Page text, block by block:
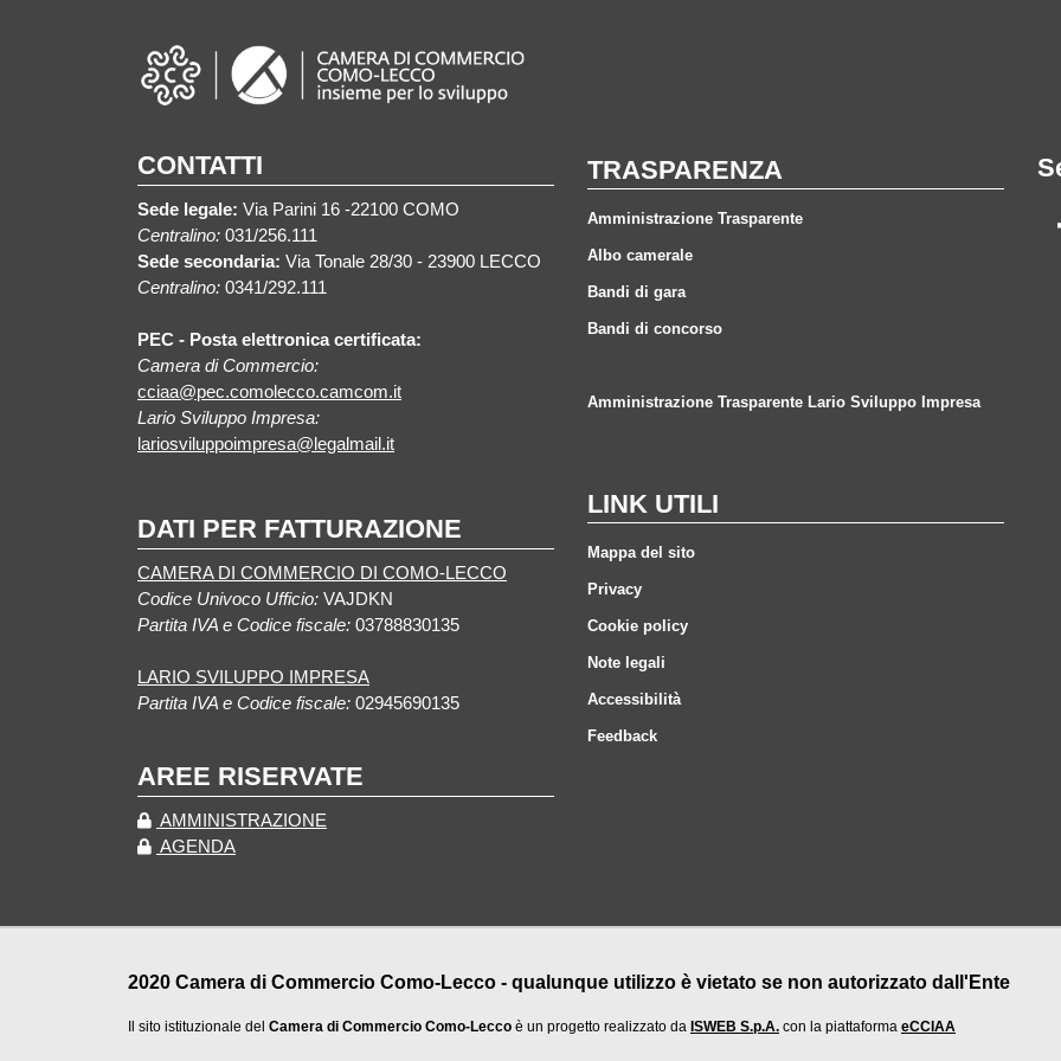
CONTATTI
Sede legale: Via Parini 16 -22100 COMO
Centralino: 031/256.111
Sede secondaria: Via Tonale 28/30 - 23900 LECCO
Centralino: 0341/292.111
PEC - Posta elettronica certificata:
Camera di Commercio:
cciaa@pec.comolecco.camcom.it
Lario Sviluppo Impresa:
lariosviluppoimpresa@legalmail.it
DATI PER FATTURAZIONE
CAMERA DI COMMERCIO DI COMO-LECCO
Codice Univoco Ufficio: VAJDKN
Partita IVA e Codice fiscale: 03788830135
LARIO SVILUPPO IMPRESA
Partita IVA e Codice fiscale: 02945690135
AREE RISERVATE
AMMINISTRAZIONE
AGENDA
TRASPARENZA
Amministrazione Trasparente
Albo camerale
Bandi di gara
Bandi di concorso
Amministrazione Trasparente Lario Sviluppo Impresa
LINK UTILI
Mappa del sito
Privacy
Cookie policy
Note legali
Accessibilità
Feedback
2020 Camera di Commercio Como-Lecco - qualunque utilizzo è vietato se non autorizzato dall'Ente
Il sito istituzionale del Camera di Commercio Como-Lecco è un progetto realizzato da ISWEB S.p.A. con la piattaforma eCCIAA